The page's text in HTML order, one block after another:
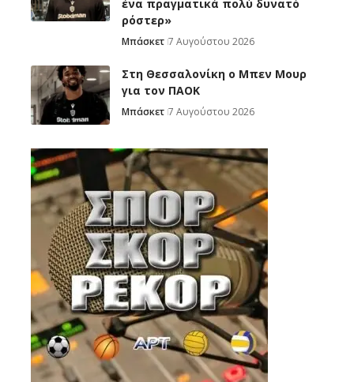
ένα πραγματικά πολύ δυνατό
ρόστερ»
Μπάσκετ 7 Αυγούστου 2026
Στη Θεσσαλονίκη ο Μπεν Μουρ
για τον ΠΑΟΚ
Μπάσκετ 7 Αυγούστου 2026